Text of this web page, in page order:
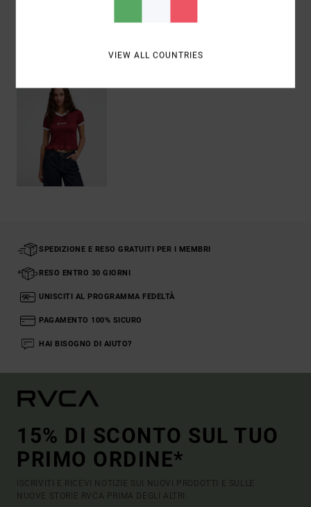
Visti di recente
SPEDIZIONE E RESO GRATUITI PER I MEMBRI
RESO ENTRO 30 GIORNI
UNISCITI AL PROGRAMMA FEDELTÀ
PAGAMENTO 100% SICURO
HAI BISOGNO DI AIUTO?
15% DI SCONTO SUL TUO
PRIMO ORDINE*
ISCRIVITI E RICEVI NOTIZIE SUI NUOVI PRODOTTI E SULLE
NUOVE STORIE RVCA PRIMA DEGLI ALTRI.
VIEW ALL COUNTRIES